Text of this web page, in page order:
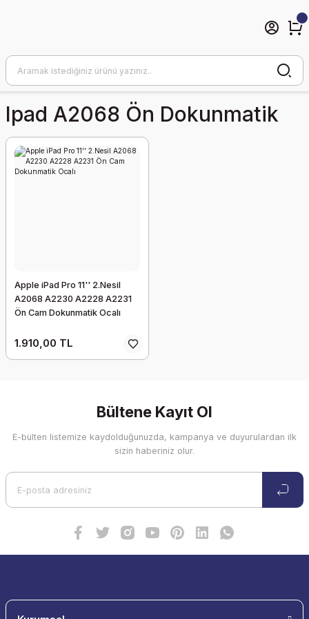
Ipad A2068 Ön Dokunmatik
Apple iPad Pro 11'' 2.Nesil
A2068 A2230 A2228 A2231
Ön Cam Dokunmatik Ocalı
1.910,00 TL
Bültene Kayıt Ol
E-bülten listemize kaydolduğunuzda, kampanya ve duyurulardan ilk
sizin haberiniz olur.